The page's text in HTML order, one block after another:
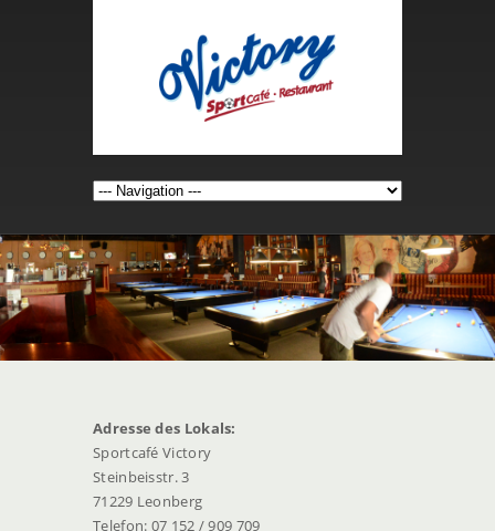
Adresse des Lokals:
Sportcafé Victory
Steinbeisstr. 3
71229 Leonberg
Telefon: 07 152 / 909 709